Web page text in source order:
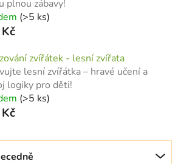
plnou zábavy!
(>5 ks)
zvířátek - lesní zvířata
lesní zvířátka – hravé učení a
logiky pro děti!
(>5 ks)